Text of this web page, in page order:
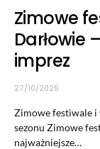
Zimowe
Darłowie
imprez
27/10/2025
Zimowe festiwale i
sezonu Zimowe
najważniejsze…